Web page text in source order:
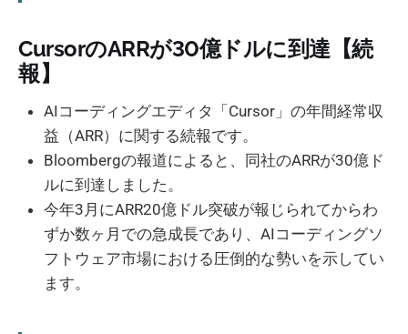
CursorのARRが30億ドルに到達【続
報】
AIコーディングエディタ「Cursor」の年間経常収
益（ARR）に関する続報です。
Bloombergの報道によると、同社のARRが30億ド
ルに到達しました。
今年3月にARR20億ドル突破が報じられてからわ
ずか数ヶ月での急成長であり、AIコーディングソ
フトウェア市場における圧倒的な勢いを示してい
ます。